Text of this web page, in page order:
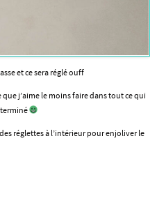
et ce sera réglé ouff
j’aime le moins faire dans tout ce qui
terminé
réglettes à l’intérieur pour enjoliver le